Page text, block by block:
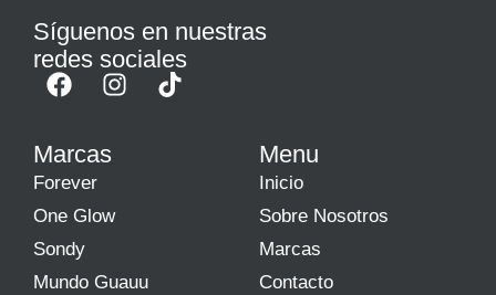
Síguenos en nuestras
redes sociales
Marcas
Forever
One Glow
Sondy
Mundo Guauu
Menu
Inicio
Sobre Nosotros
Marcas
Contacto